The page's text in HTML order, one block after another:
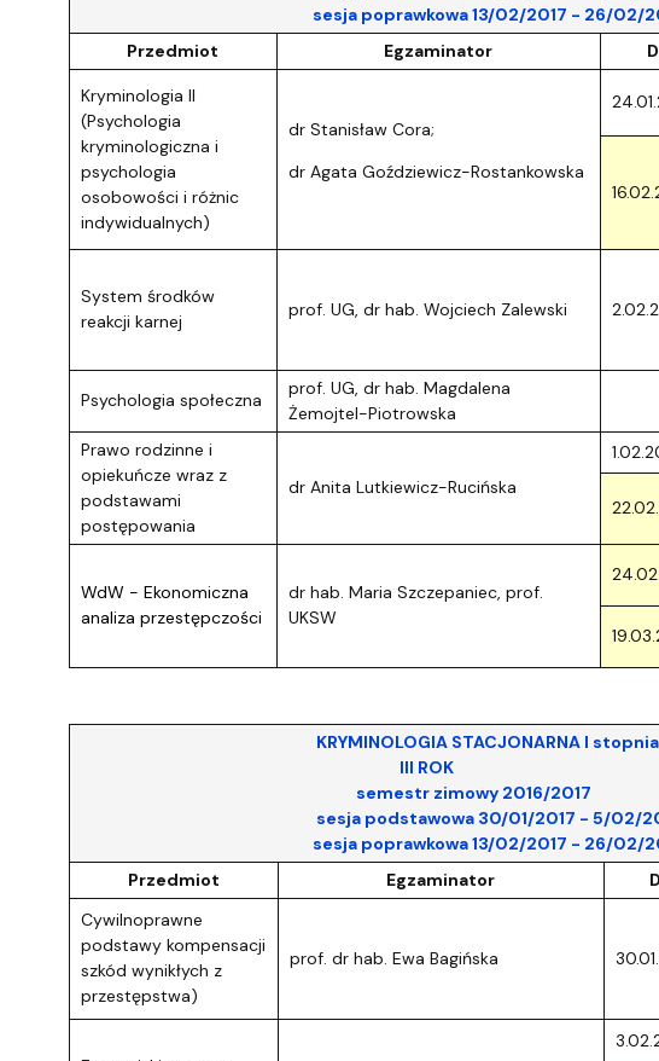
sesja poprawkowa 13/02/2017 - 26/02/
Przedmiot
Egzaminator
Kryminologia II
(Psychologia
kryminologiczna i
psychologia
osobowości i różnic
indywidualnych)
dr Stanisław Cora;
dr Agata Goździewicz-Rostankowska
System środków
reakcji karnej
prof. UG, dr hab. Wojciech Zalewski
Psychologia społeczna
prof. UG, dr hab. Magdalena
Żemojtel-Piotrowska
Prawo rodzinne i
opiekuńcze wraz z
podstawami
postępowania
dr Anita Lutkiewicz-Rucińska
WdW - Ekonomiczna
analiza przestępczości
dr hab. Maria Szczepaniec, prof.
UKSW
KRYMINOLOGIA STACJONARNA I stopnia
III ROK
semestr zimowy 2016/2017
sesja podstawowa 30/01/2017 - 5/02/
sesja poprawkowa 13/02/2017 - 26/02/
Przedmiot
Egzaminator
Cywilnoprawne
podstawy kompensacji
szkód wynikłych z
przestępstwa)
prof. dr hab. Ewa Bagińska